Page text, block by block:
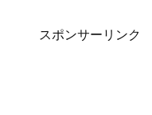
スポンサーリンク